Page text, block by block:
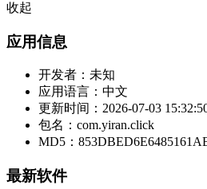
收起
应用信息
开发者： 未知
应用语言： 中文
更新时间： 2026-07-03
包名： com.yiran.click
MD5：
最新软件